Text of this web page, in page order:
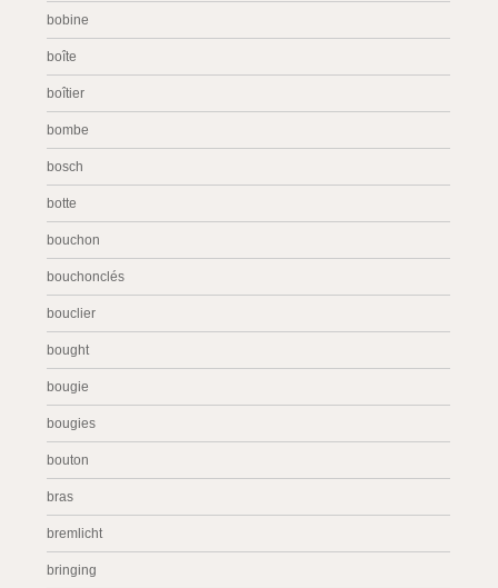
bobine
boîte
boîtier
bombe
bosch
botte
bouchon
bouchonclés
bouclier
bought
bougie
bougies
bouton
bras
bremlicht
bringing